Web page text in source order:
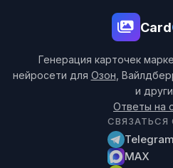
Card
Генерация карточек
нейросети для Озон ,
и
Ответы на
СВЯЗАТЬСЯ
Telegram
MAX